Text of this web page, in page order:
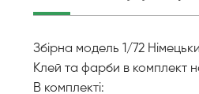
Збірна модель 1/72
Клей та фарби в комплект
В комплекті: